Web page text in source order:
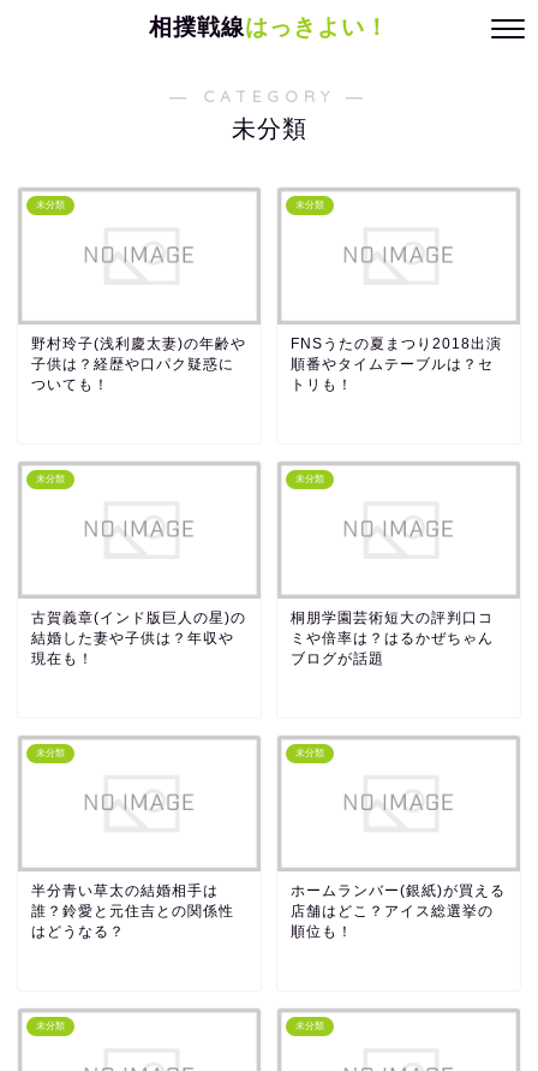
相撲戦線はっきよい！
― CATEGORY ―
未分類
未分類
野村玲子(浅利慶太妻)の年齢や
子供は？経歴や口パク疑惑に
ついても！
未分類
FNSうたの夏まつり2018出演
順番やタイムテーブルは？セ
トリも！
未分類
古賀義章(インド版巨人の星)の
結婚した妻や子供は？年収や
現在も！
未分類
桐朋学園芸術短大の評判口コ
ミや倍率は？はるかぜちゃん
ブログが話題
未分類
半分青い草太の結婚相手は
誰？鈴愛と元住吉との関係性
はどうなる？
未分類
ホームランバー(銀紙)が買える
店舗はどこ？アイス総選挙の
順位も！
未分類 未分類